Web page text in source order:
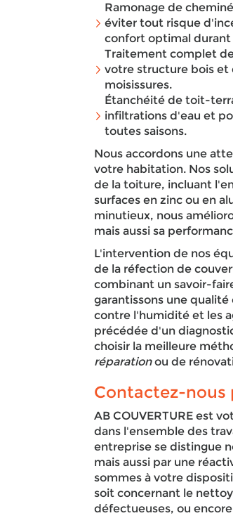
Ramonage de
éviter tout risque
confort optimal durant
Traitement complet
votre structure bois et
moisissures.
Étanchéité de toit-
infiltrations d'eau et
toutes saisons.
Nous accordons une
votre habitation. Nos
de la toiture, incluant
surfaces en zinc ou en
minutieux, nous
mais aussi sa
L'intervention de nos
de la réfection de
combinant un savoir-
garantissons une
contre l'humidité et les
précédée d'un
choisir la meilleure
réparationou de
Contactez-nous
AB COUVERTURE est
dans l'ensemble des
entreprise se distingue
mais aussi par une
sommes à votre
soit concernant le
défectueuses, ou